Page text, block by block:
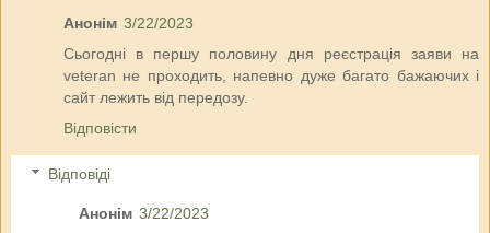
Анонім 3/22/2023
Сьогодні в першу половину дня реєстрація заяви на
veteran не проходить, напевно дуже багато бажаючих і
сайт лежить від передозу.
Відповісти
Відповіді
Анонім 3/22/2023